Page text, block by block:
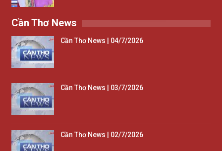
Cần Thơ News
Cần Thơ News | 04/7/2026
Cần Thơ News | 03/7/2026
Cần Thơ News | 02/7/2026